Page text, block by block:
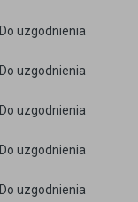
Do uzgodnienia
Do uzgodnienia
Do uzgodnienia
Do uzgodnienia
Do uzgodnienia